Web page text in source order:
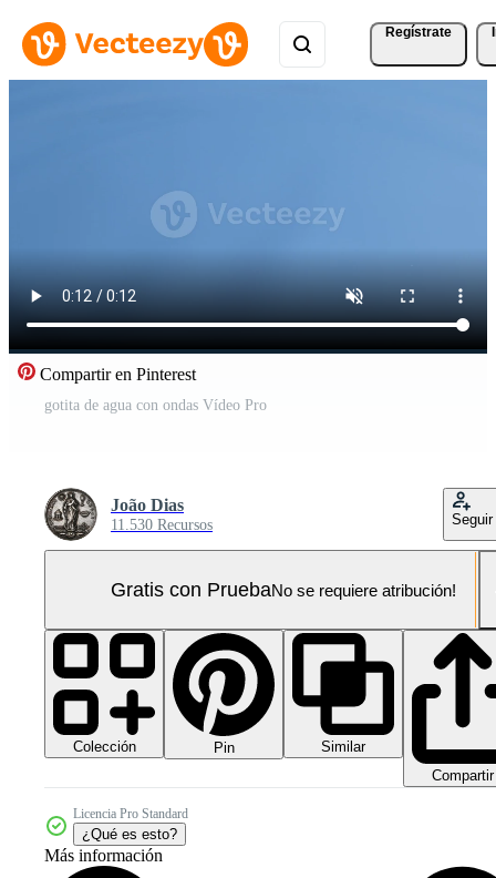
Regístrate
Compartir en Pinterest
gotita de agua con ondas Vídeo Pro
João Dias
11.530 Recursos Seguir
Gratis con PruebaNo se requiere atribución!
Colección Pin
Similar
Compartir
Licencia Pro Standard
¿Qué es esto?
Más información